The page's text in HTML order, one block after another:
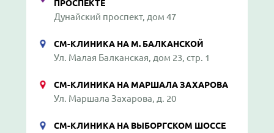
ПРОСПЕКТЕ
Дунайский проспект, дом 47
СМ-КЛИНИКА НА М. БАЛКАНСКОЙ
Ул. Малая Балканская, дом 23, стр. 1
СМ-КЛИНИКА НА МАРШАЛА ЗАХАРОВА
Ул. Маршала Захарова, д. 20
СМ-КЛИНИКА НА ВЫБОРГСКОМ ШОССЕ